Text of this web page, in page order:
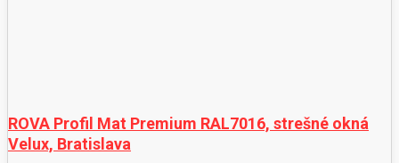
ROVA Profil Mat Premium RAL7016, strešné okná
Velux, Bratislava